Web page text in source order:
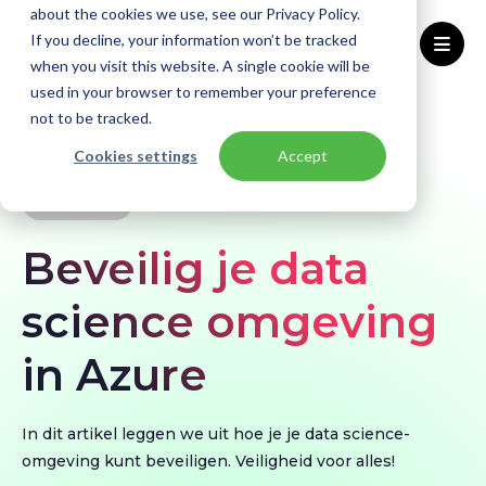
about the cookies we use, see our Privacy Policy.
If you decline, your information won’t be tracked
when you visit this website. A single cookie will be
used in your browser to remember your preference
not to be tracked.
Cookies settings Accept
Home Kennisbank
Nieuws
Beveilig je data
science omgeving
in Azure
In dit artikel leggen we uit hoe je je data science-
omgeving kunt beveiligen. Veiligheid voor alles!